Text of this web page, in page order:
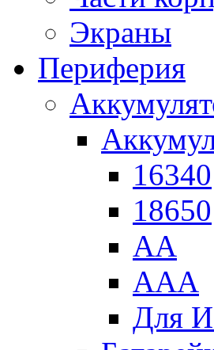
Экраны
Периферия
16340
18650
АА
ААА
Для